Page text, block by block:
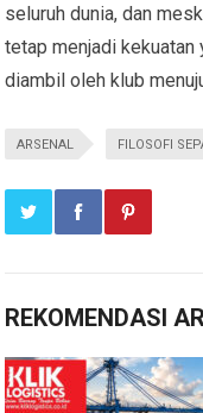
seluruh dunia, dan
tetap menjadi kekuatan
diambil oleh klub
ARSENAL FILOSOFI
REKOMENDASI